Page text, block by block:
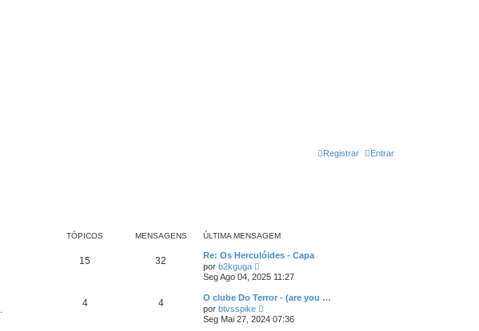
Entrar
Registrar
TÓPICOS MENSAGENS ÚLTIMA MENSAGEM
15 32
Re: Os Herculóides - Capa
por b2kguga
e
r
l
t
i
Seg Ago 04, 2025 11:27
4 4
O clube Do Terror - (are you …
por btvsspike
e
r
Seg Mai 27, 2024 07:36